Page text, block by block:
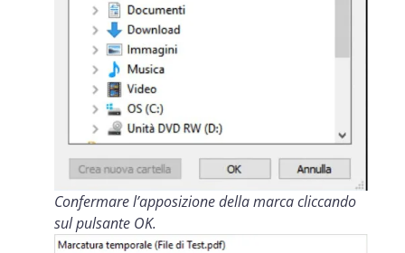
Confermare l’apposizione della marca cliccando
sul pulsante OK.